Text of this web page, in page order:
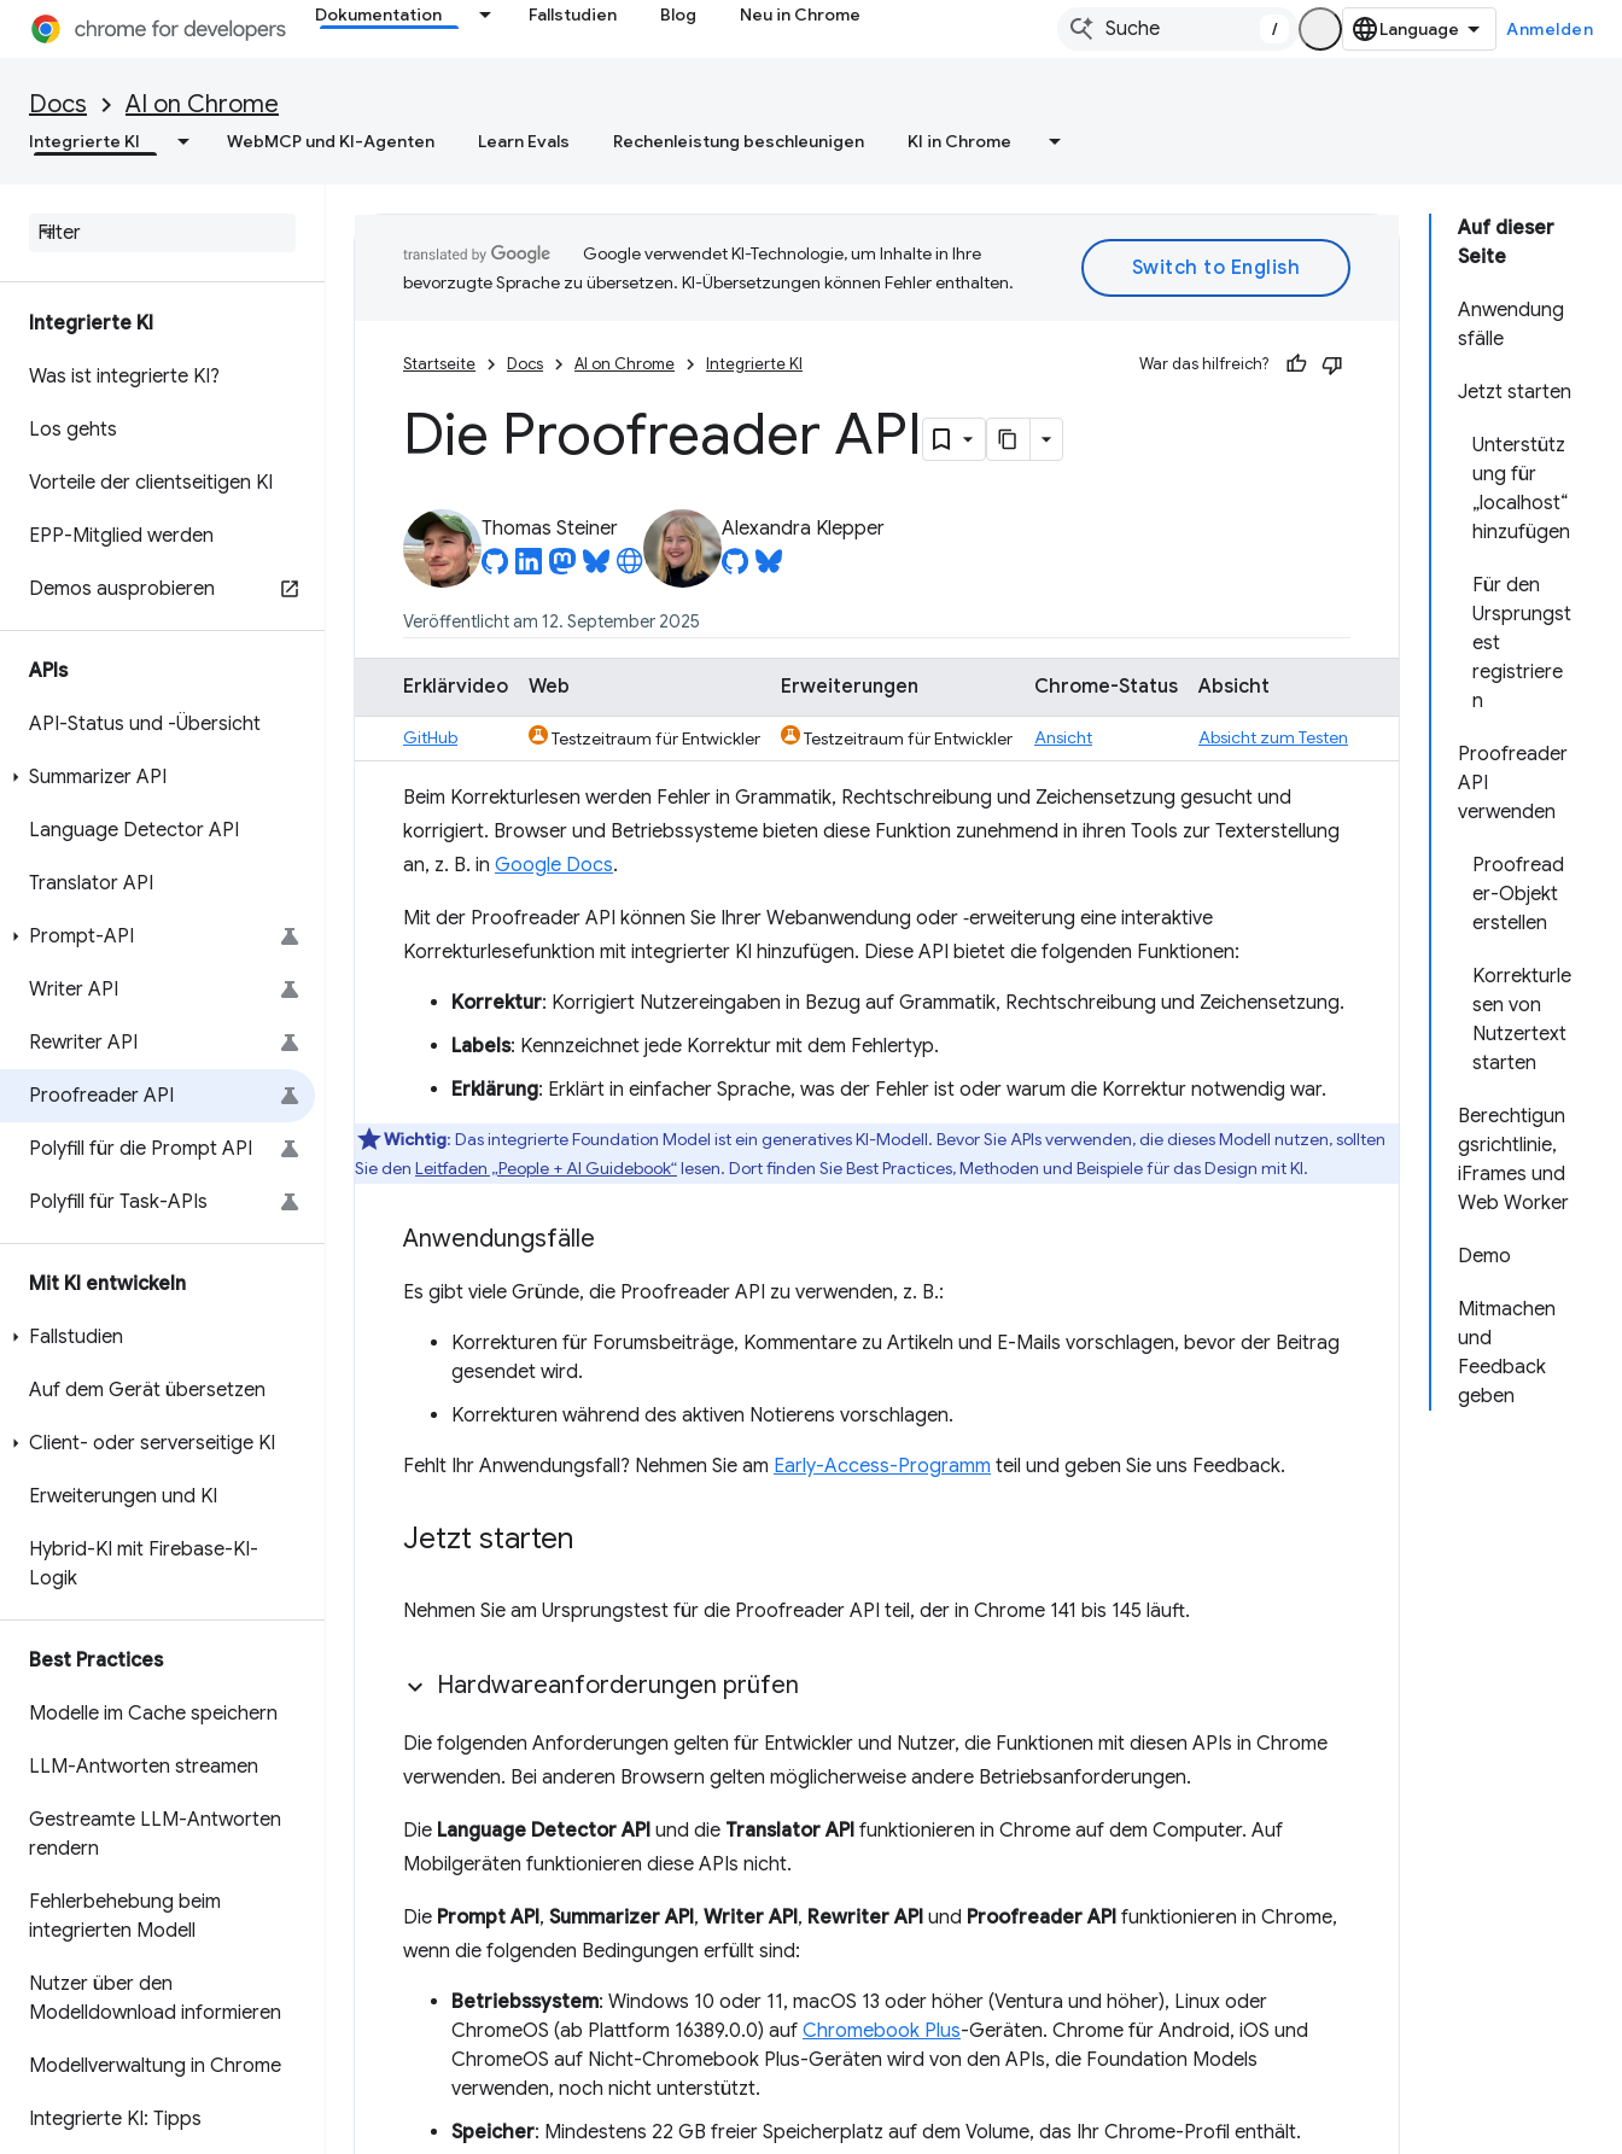
Dokumentation Fallstudien Blog Neu in Chrome
/ Anmelden
Docs AI on Chrome
Integrierte KI WebMCP und KI-Agenten Learn Evals Rechenleistung beschleunigen KI in Chrome
Integrierte KI
Was ist integrierte KI?
Los gehts
Vorteile der clientseitigen KI
EPP-Mitglied werden
Demos ausprobieren
APIs
API-Status und -Übersicht
Summarizer API
Language Detector API
Translator API
Prompt-API
Writer API
Rewriter API
Proofreader API
Polyfill für die Prompt API
Polyfill für Task-APIs
Mit KI entwickeln
Fallstudien
Auf dem Gerät übersetzen
Client- oder serverseitige KI
Erweiterungen und KI
Hybrid-KI mit Firebase-KI-
Logik
Best Practices
Modelle im Cache speichern
LLM-Antworten streamen
Gestreamte LLM-Antworten
rendern
Fehlerbehebung beim
integrierten Modell
Nutzer über den
Modelldownload informieren
Modellverwaltung in Chrome
Integrierte KI: Tipps
Auf dieser
Seite
Anwendung
sfälle
Jetzt starten
Unterstütz
ung für
„localhost“
hinzufügen
Für den
Ursprungst
est
registriere
n
Proofreader
API
verwenden
Proofread
er-Objekt
erstellen
Korrekturle
sen von
Nutzertext
starten
Berechtigun
gsrichtlinie,
iFrames und
Web Worker
Demo
Mitmachen
und
Feedback
geben
Google verwendet KI-Technologie, um Inhalte in Ihre
bevorzugte Sprache zu übersetzen. KI-Übersetzungen können Fehler enthalten.
Startseite Docs AI on Chrome Integrierte KI War das hilfreich?
Die Proofreader API
Thomas Steiner Alexandra Klepper
Veröffentlicht am 12. September 2025
Erklärvideo Web Erweiterungen Chrome-Status Absicht
GitHub Testzeitraum für Entwickler Testzeitraum für Entwickler Ansicht Absicht zum Testen
Beim Korrekturlesen werden Fehler in Grammatik, Rechtschreibung und Zeichensetzung gesucht und
korrigiert. Browser und Betriebssysteme bieten diese Funktion zunehmend in ihren Tools zur Texterstellung
an, z. B. in Google Docs.
Mit der Proofreader API können Sie Ihrer Webanwendung oder ‑erweiterung eine interaktive
Korrekturlesefunktion mit integrierter KI hinzufügen. Diese API bietet die folgenden Funktionen:
Korrektur: Korrigiert Nutzereingaben in Bezug auf Grammatik, Rechtschreibung und Zeichensetzung.
Labels: Kennzeichnet jede Korrektur mit dem Fehlertyp.
Erklärung: Erklärt in einfacher Sprache, was der Fehler ist oder warum die Korrektur notwendig war.
Wichtig: Das integrierte Foundation Model ist ein generatives KI-Modell. Bevor Sie APIs verwenden, die dieses Modell nutzen, sollten
Sie den Leitfaden „People + AI Guidebook“lesen. Dort finden Sie Best Practices, Methoden und Beispiele für das Design mit KI.
Anwendungsfälle
Es gibt viele Gründe, die Proofreader API zu verwenden, z. B.:
Korrekturen für Forumsbeiträge, Kommentare zu Artikeln und E-Mails vorschlagen, bevor der Beitrag
gesendet wird.
Korrekturen während des aktiven Notierens vorschlagen.
Fehlt Ihr Anwendungsfall? Nehmen Sie am Early-Access-Programm teil und geben Sie uns Feedback.
Jetzt starten
Nehmen Sie am Ursprungstest für die Proofreader API teil, der in Chrome 141 bis 145 läuft.
Hardwareanforderungen prüfen
Die folgenden Anforderungen gelten für Entwickler und Nutzer, die Funktionen mit diesen APIs in Chrome
verwenden. Bei anderen Browsern gelten möglicherweise andere Betriebsanforderungen.
Die Language Detector API und die Translator API funktionieren in Chrome auf dem Computer. Auf
Mobilgeräten funktionieren diese APIs nicht.
Die Prompt API, Summarizer API, Writer API, Rewriter API und Proofreader API funktionieren in Chrome,
wenn die folgenden Bedingungen erfüllt sind:
Betriebssystem: Windows 10 oder 11, macOS 13 oder höher (Ventura und höher), Linux oder
ChromeOS (ab Plattform 16389.0.0) auf Chromebook Plus-Geräten. Chrome für Android, iOS und
ChromeOS auf Nicht-Chromebook Plus-Geräten wird von den APIs, die Foundation Models
verwenden, noch nicht unterstützt.
Speicher: Mindestens 22 GB freier Speicherplatz auf dem Volume, das Ihr Chrome-Profil enthält.